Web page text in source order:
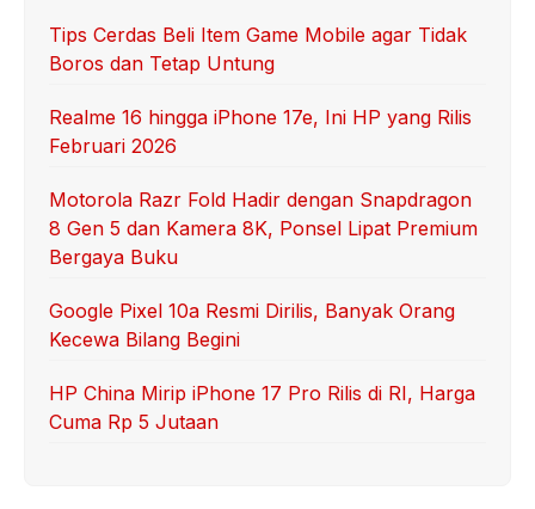
Tips Cerdas Beli Item Game Mobile agar Tidak
Boros dan Tetap Untung
Realme 16 hingga iPhone 17e, Ini HP yang Rilis
Februari 2026
Motorola Razr Fold Hadir dengan Snapdragon
8 Gen 5 dan Kamera 8K, Ponsel Lipat Premium
Bergaya Buku
Google Pixel 10a Resmi Dirilis, Banyak Orang
Kecewa Bilang Begini
HP China Mirip iPhone 17 Pro Rilis di RI, Harga
Cuma Rp 5 Jutaan